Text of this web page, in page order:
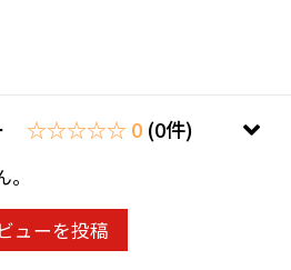
☆☆☆☆☆ 0 (0件)
ューを投稿